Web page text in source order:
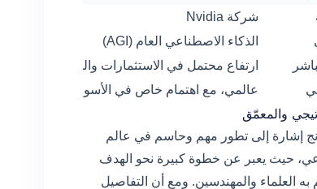
شركة Nvidia
الذكاء الاصطناعي العام (AGI)
ارتفاع محتمل في الاستثمارات والمخاطر التنافسية
عالمي، مع اهتمام خاص في الأسواق التقنية الرائدة
والمعمّق
إشارة إلى تطور مهم وحاسم في عالم
حيث يعبر عن خطوة كبيرة نحو الهدف
به العلماء والمهندسين. ومع أن التفاصيل